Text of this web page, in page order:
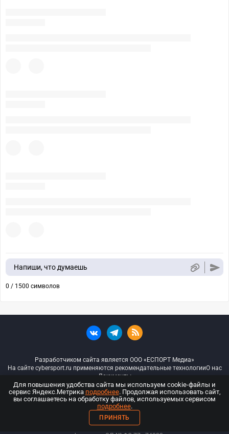
Напиши, что думаешь
0 / 1500 символов
Разработчиком сайта является ООО «ЕСПОРТ Медиа»
На сайте cybersport.ru применяются рекомендательные технологииО нас
Документы
© ООО «Киберспорт.ру» — Все права защищены
18+
ООО «Киберспорт.ру». Свидетельство о регистрации средств массовой
Для повышения удобства сайта мы используем cookie-файлы и
сервис Яндекс.Метрика подробнее. Продолжая использовать сайт,
вы соглашаетесь на обработку файлов, используемых сервисом
подробнее.
ПРИНЯТЬ